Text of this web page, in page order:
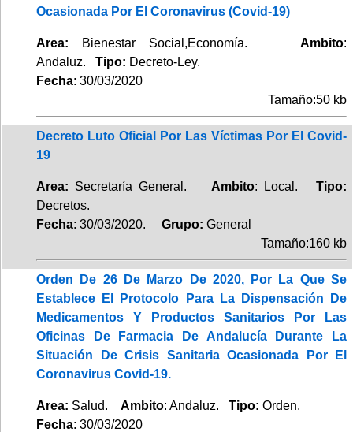
Ocasionada Por El Coronavirus (Covid-19)
Area: Bienestar Social,Economía. Ambito:
Andaluz. Tipo: Decreto-Ley.
Fecha: 30/03/2020
Tamaño:50 kb
Decreto Luto Oficial Por Las Víctimas Por El Covid-
19
Area: Secretaría General. Ambito: Local.Tipo:
Decretos.
Fecha: 30/03/2020. Grupo: General
Tamaño:160 kb
Orden De 26 De Marzo De 2020, Por La Que Se
Establece El Protocolo Para La Dispensación De
Medicamentos Y Productos Sanitarios Por Las
Oficinas De Farmacia De Andalucía Durante La
Situación De Crisis Sanitaria Ocasionada Por El
Coronavirus Covid-19.
Area: Salud. Ambito: Andaluz. Tipo: Orden.
Fecha: 30/03/2020